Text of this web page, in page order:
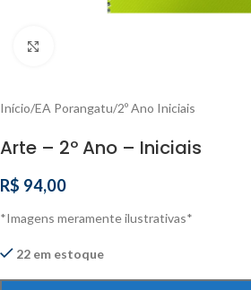
Início/EA Porangatu/2º Ano Iniciais
Arte – 2º Ano – Iniciais
R$ 94,00
*Imagens meramente ilustrativas*
22 em estoque